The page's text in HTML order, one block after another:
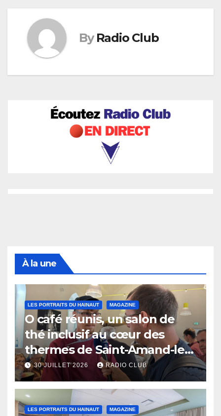
By Radio Club
À la une
LES PORTRAITS DU HAINAUT MAGAZINE
O café réunis, un salon de
thé inclusif au cœur des
thermes de Saint-Amand-les-
Eaux
30 JUILLET 2026 RADIO CLUB
LES PORTRAITS DU HAINAUT MAGAZINE